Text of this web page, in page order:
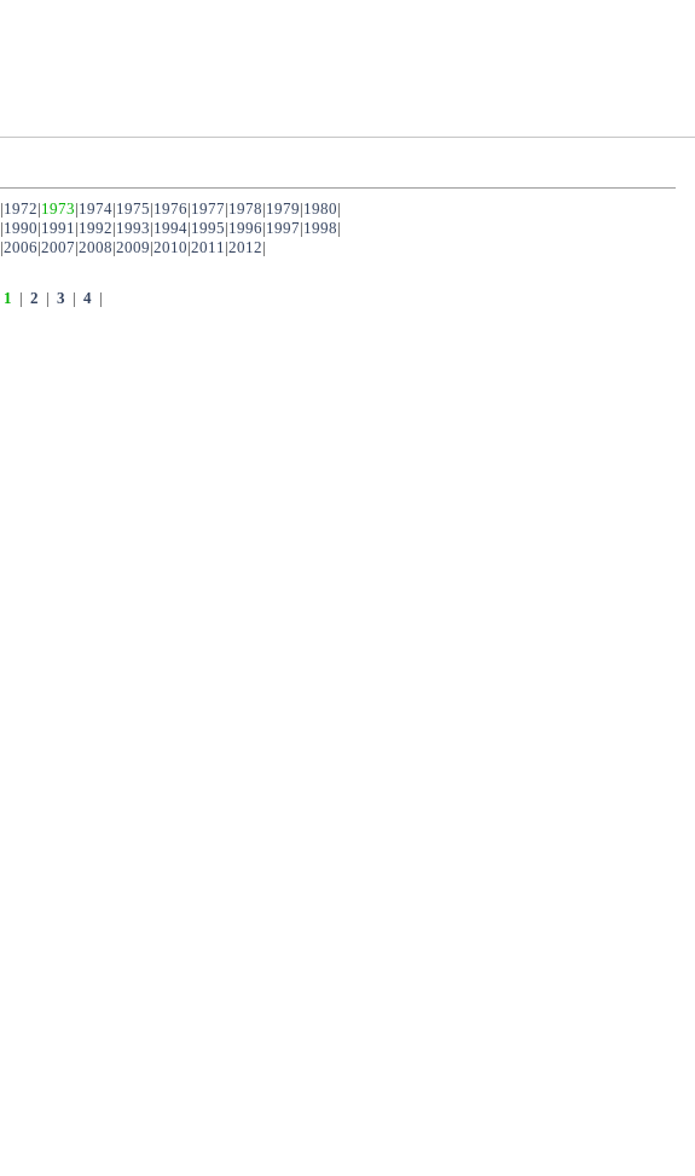
|1972|1973|1974|1975|1976|1977|1978|1979|1980|
|1990|1991|1992|1993|1994|1995|1996|1997|1998|
|2006|2007|2008|2009|2010|2011|2012|
1 | 2 | 3 | 4 |